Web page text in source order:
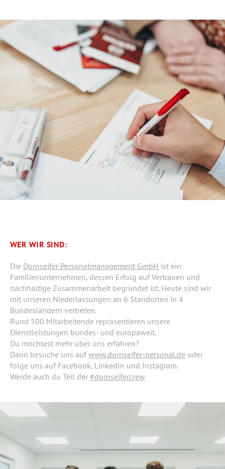
WER WIR SIND:
Die Dornseifer Personalmanagement GmbH ist ein
Familienunternehmen, dessen Erfolg auf Vertrauen und
nachhaltige Zusammenarbeit begründet ist. Heute sind wir
mit unseren Niederlassungen an 6 Standorten in 4
Bundesländern vertreten.
Rund 500 Mitarbeitende repräsentieren unsere
Dienstleistungen bundes- und europaweit.
Du möchtest mehr über uns erfahren?
Dann besuche uns aufwww.dornseifer-personal.de oder
folge uns auf Facebook, LinkedIn und Instagram.
Werde auch du Teil der #dornseifercrew